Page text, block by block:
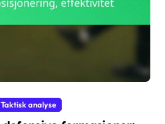
Taktisk analyse